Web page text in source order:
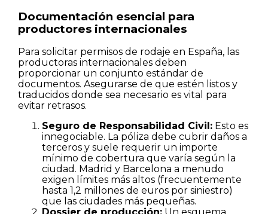
Documentación esencial para
productores internacionales
Para solicitar permisos de rodaje en España, las
productoras internacionales deben
proporcionar un conjunto estándar de
documentos. Asegurarse de que estén listos y
traducidos donde sea necesario es vital para
evitar retrasos.
Seguro de Responsabilidad Civil: Esto es
innegociable. La póliza debe cubrir daños a
terceros y suele requerir un importe
mínimo de cobertura que varía según la
ciudad. Madrid y Barcelona a menudo
exigen límites más altos (frecuentemente
hasta 1,2 millones de euros por siniestro)
que las ciudades más pequeñas.